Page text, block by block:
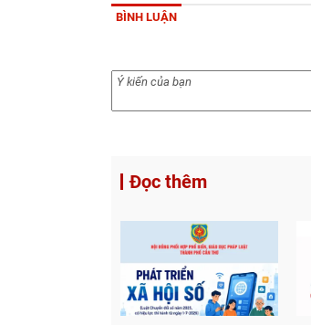
BÌNH LUẬN
Đọc thêm